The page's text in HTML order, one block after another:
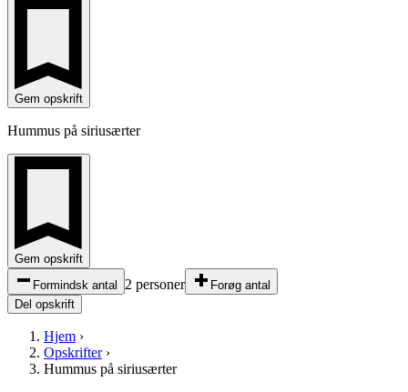
Gem opskrift
Hummus på siriusærter
Gem opskrift
Formindsk antal
2 personer
Forøg antal
Del opskrift
Hjem ›
Opskrifter›
Hummus på siriusærter